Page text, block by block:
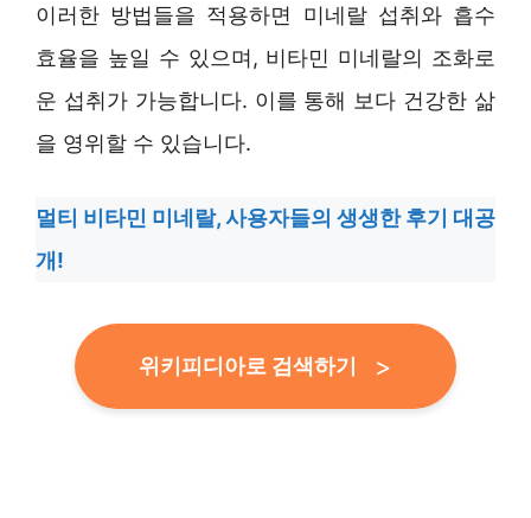
이러한 방법들을 적용하면 미네랄 섭취와 흡수
효율을 높일 수 있으며, 비타민 미네랄의 조화로
운 섭취가 가능합니다. 이를 통해 보다 건강한 삶
을 영위할 수 있습니다.
멀티 비타민 미네랄, 사용자들의 생생한 후기 대공
개!
위키피디아로 검색하기